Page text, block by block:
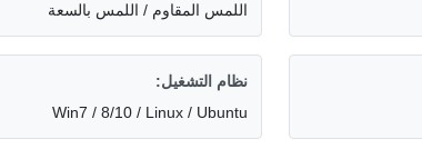
اللمس المقاوم / اللمس بالسعة
نظام التشغيل:
Win7 / 8/10 / Linux / Ubuntu